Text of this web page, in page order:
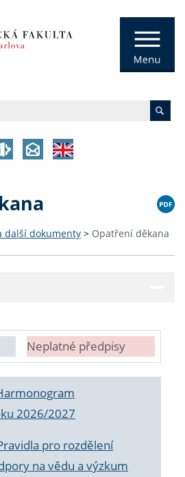
další dokumenty > Opatření děkana
Neplatné předpisy
2026/2027
pro rozdělení
na vědu a výzkum